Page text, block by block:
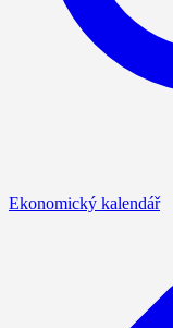
Ekonomický kalendář